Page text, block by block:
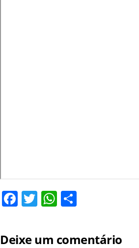
Facebook
TwitterWhatsApp
Deixe um comentário